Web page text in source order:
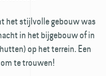
het stijlvolle gebouw was
in het bijgebouw of in
op het terrein. Een
te trouwen!